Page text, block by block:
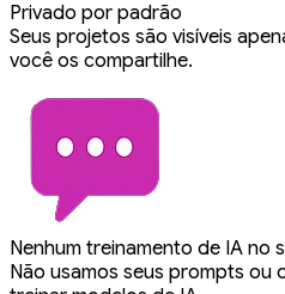
Privado por padrão
Seus projetos são visíveis
você os compartilhe.
Nenhum treinamento de IA no
Não usamos seus prompts